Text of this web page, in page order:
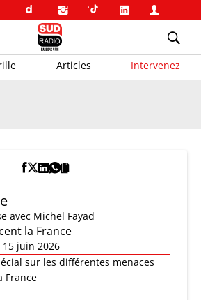
Articles Intervenez
avec Michel Fayad
la France
juin 2026
sur les différentes menaces
France